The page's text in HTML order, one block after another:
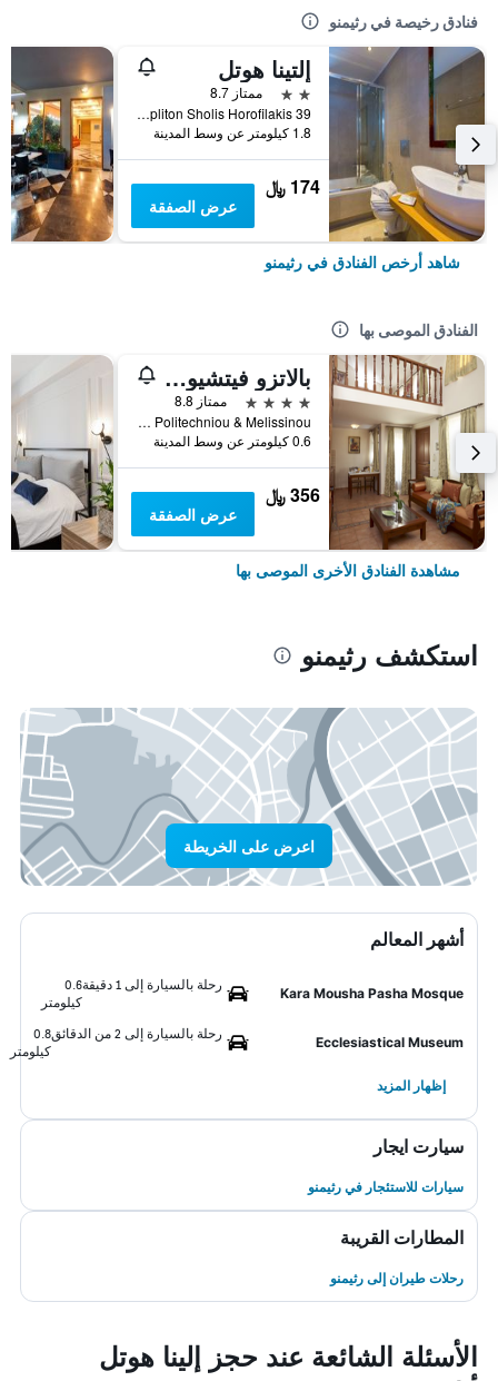
فنادق رخيصة في رثيمنو
إلتينا هوتل
2 نجمتين
ممتاز 8.7
39 Opliton Sholis Horofilakis, رثيمنو, اليونان
1.8 كيلومتر عن وسط المدينة
174 ﷼
عرض الصفقة
شاهد أرخص الفنادق في رثيمنو
الفنادق الموصى بها
بالاتزو فيتشيون إكسكلوسيف ريزيدانس
4 نجوم
ممتاز 8.8
Iroon Politechniou & Melissinou, رثيمنو, اليونان
0.6 كيلومتر عن وسط المدينة
356 ﷼
عرض الصفقة
مشاهدة الفنادق الأخرى الموصى بها
استكشف رثيمنو
اعرض على الخريطة
أشهر المعالم
Kara Mousha Pasha Mosque
رحلة بالسيارة إلى 1 دقيقة
0.6
كيلومتر
Ecclesiastical Museum
رحلة بالسيارة إلى 2 من الدقائق
0.8
كيلومتر
إظهار المزيد
سيارت ايجار
سيارات للاستئجار في رثيمنو
المطارات القريبة
رحلات طيران إلى رثيمنو
الأسئلة الشائعة عند حجز إلينا هوتل